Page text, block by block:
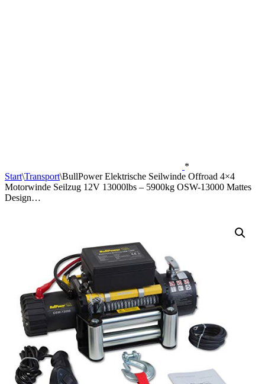
*
Start\Transport\BullPower Elektrische Seilwinde Offroad 4×4
Motorwinde Seilzug 12V 13000lbs – 5900kg OSW-13000 Mattes
Design…